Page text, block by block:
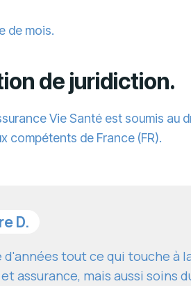
de mois.
de juridiction.
Vie Santé est soumis
compétents de France (FR).
D.
tout ce qui touche
assurance, mais aussi soins